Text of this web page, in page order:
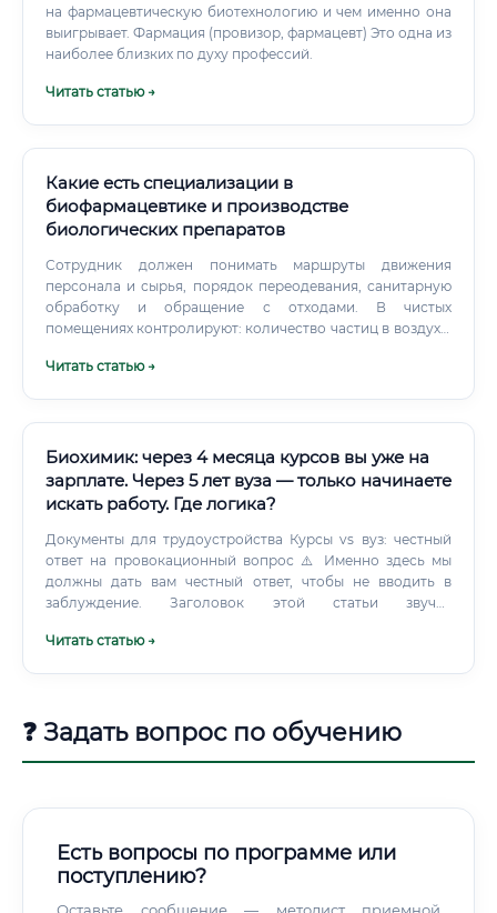
на фармацевтическую биотехнологию и чем именно она
выигрывает. Фармация (провизор, фармацевт) Это одна из
наиболее близких по духу профессий.
Читать статью →
Какие есть специализации в
биофармацевтике и производстве
биологических препаратов
Сотрудник должен понимать маршруты движения
персонала и сырья, порядок переодевания, санитарную
обработку и обращение с отходами. В чистых
помещениях контролируют: количество частиц в воздухе;
перепады давления; работу вентиляции; состояние
Читать статью →
Биохимик: через 4 месяца курсов вы уже на
зарплате. Через 5 лет вуза — только начинаете
искать работу. Где логика?
Документы для трудоустройства Курсы vs вуз: честный
ответ на провокационный вопрос ⚠️ Именно здесь мы
должны дать вам честный ответ, чтобы не вводить в
заблуждение. Заголовок этой статьи звучит
зарплате». 🔴 Честный вывод: Курсы за 4 месяца
Читать статью →
❓ Задать вопрос по обучению
Есть вопросы по программе или
поступлению?